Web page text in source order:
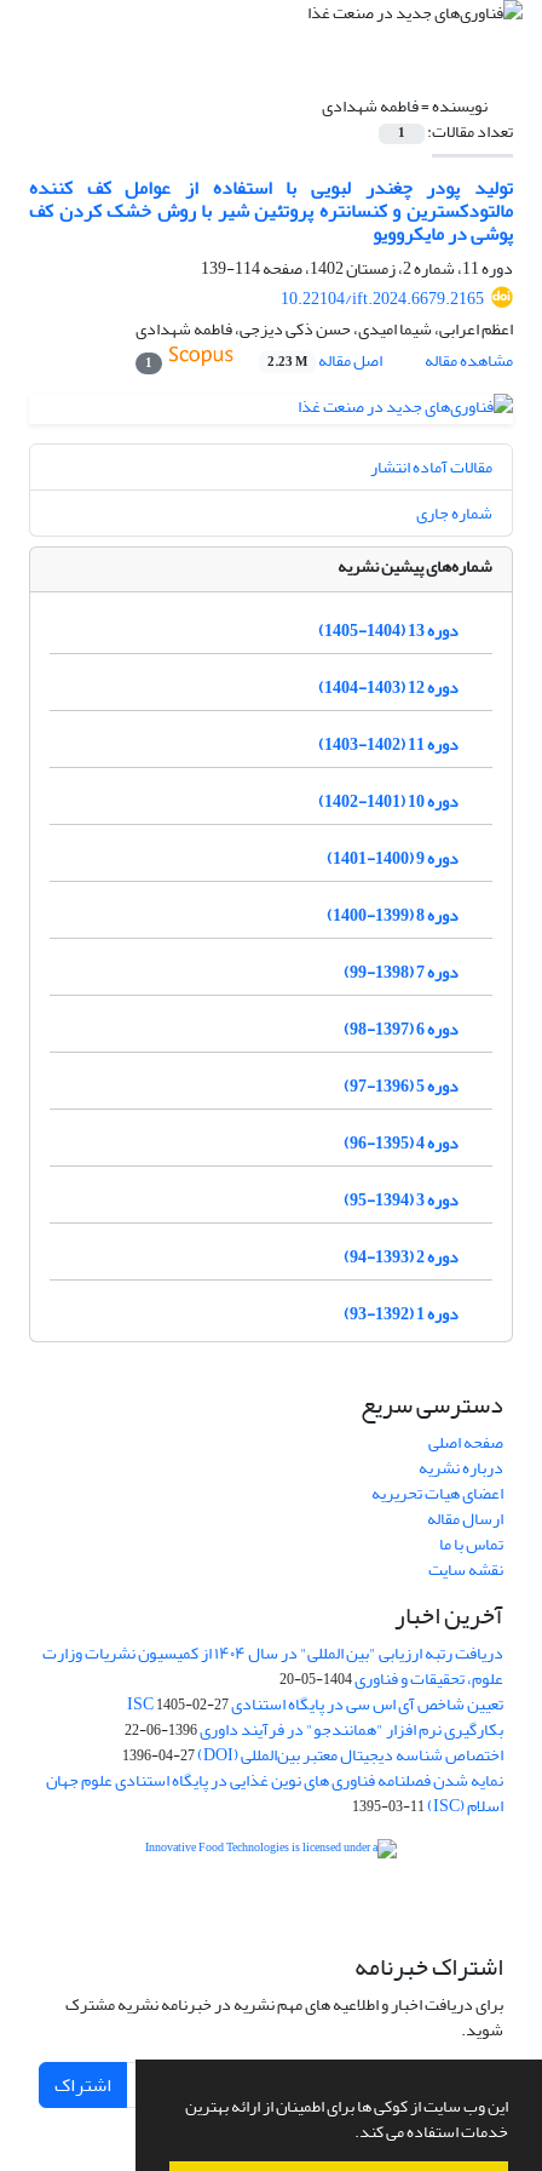
این وب سایت از کوکی ها برای اطمینان از ارائه بهترین
خدمات استفاده می کند.
نویسنده =فاطمه شهدادی
تعداد مقالات: 1
تولید پودر چغندر لبویی با استفاده از عوامل کف کننده
مالتودکسترین و کنسانتره پروتئین شیر با روش خشک کردن کف
پوشی در مایکروویو
دوره 11، شماره 2، زمستان 1402، صفحه
114-139
10.22104/ift.2024.6679.2165
اعظم اعرابی، شیما امیدی، حسن ذکی دیزجی، فاطمه شهدادی
مشاهده مقاله
اصل مقاله 2.23 M
1
مقالات آماده انتشار
شماره جاری
شماره‌های پیشین نشریه
دوره 13 (1404-1405)
دوره 12 (1403-1404)
دوره 11 (1402-1403)
دوره 10 (1401-1402)
دوره 9 (1400-1401)
دوره 8 (1399-1400)
دوره 7 (1398-99)
دوره 6 (1397-98)
دوره 5 (1396-97)
دوره 4 (1395-96)
دوره 3 (1394-95)
دوره 2 (1393-94)
دوره 1 (1392-93)
دسترسی سریع
صفحه اصلی
درباره نشریه
اعضای هیات تحریریه
ارسال مقاله
تماس با ما
نقشه سایت
آخرین اخبار
دریافت رتبه ارزیابی "بین المللی" در سال ۱۴۰۴ از کمیسیون نشریات وزارت
علوم، تحقیقات و فناوری1404-05-20
تعیین شاخص آی اس سی در پایگاه استنادی ISC1405-02-27
بکارگیری نرم افزار "همانندجو" در فرآیند داوری1396-06-22
اختصاص شناسه دیجیتال معتبر بین‌المللی (DOI) 1396-04-27
نمایه شدن فصلنامه فناوری های نوین غذایی در پایگاه استنادی علوم جهان
اسلام (ISC) 1395-03-11
اشتراک خبرنامه
برای دریافت اخبار و اطلاعیه های مهم نشریه در خبرنامه نشریه مشترک
شوید.
اشتراک